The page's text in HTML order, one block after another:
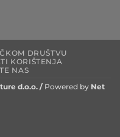
DRUŠTVU
KORIŠTENJA
NAS
d.o.o. / Powered by Net